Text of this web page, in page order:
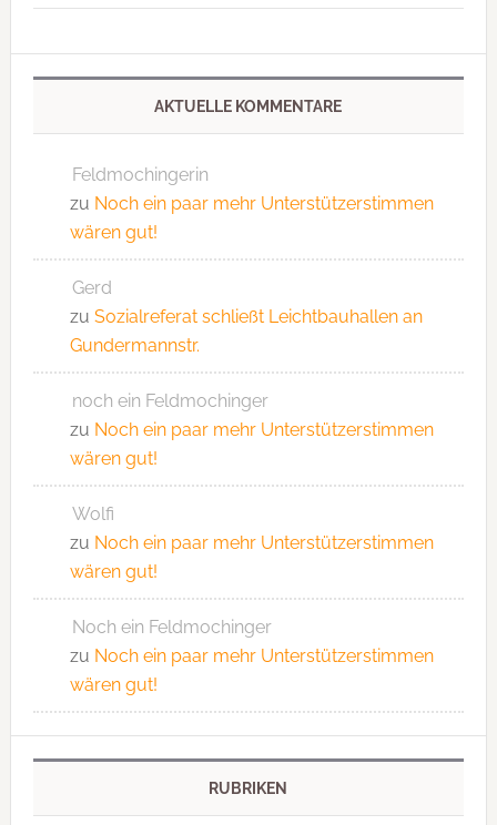
AKTUELLE KOMMENTARE
Feldmochingerin
zu Noch ein paar mehr Unterstützerstimmen
wären gut!
Gerd
zu Sozialreferat schließt Leichtbauhallen an
Gundermannstr.
noch ein Feldmochinger
zu Noch ein paar mehr Unterstützerstimmen
wären gut!
Wolfi
zu Noch ein paar mehr Unterstützerstimmen
wären gut!
Noch ein Feldmochinger
zu Noch ein paar mehr Unterstützerstimmen
wären gut!
RUBRIKEN